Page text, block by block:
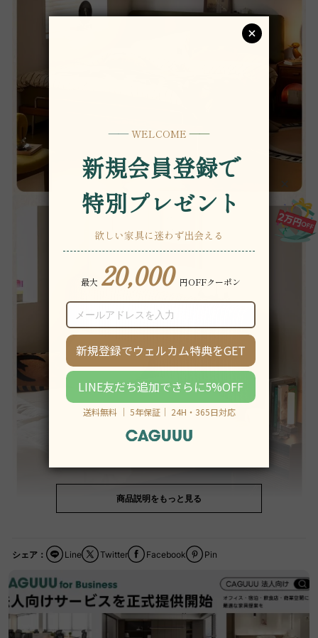
商品説明をもっと見る
シェア： Facebook
Twitter Pin
Line